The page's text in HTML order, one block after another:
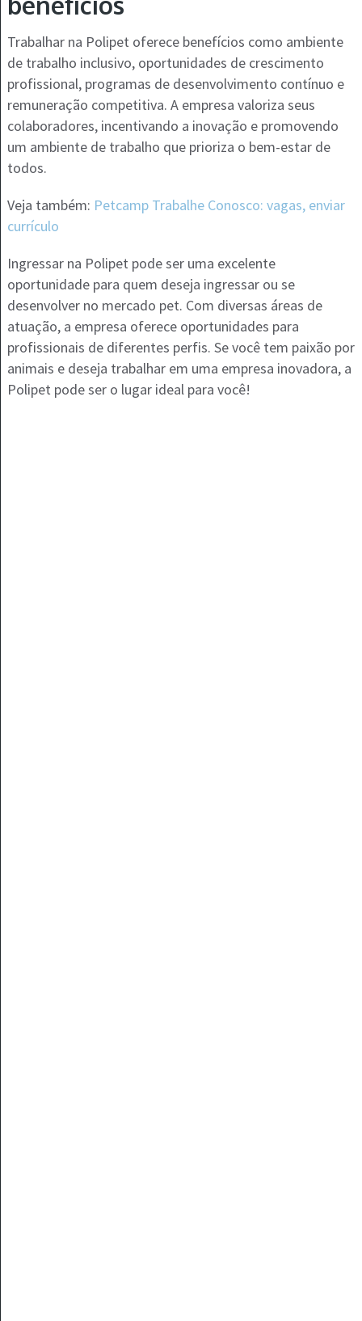
Trabalhar na Polipet oferece benefícios como ambiente
de trabalho inclusivo, oportunidades de crescimento
profissional, programas de desenvolvimento contínuo e
remuneração competitiva. A empresa valoriza seus
colaboradores, incentivando a inovação e promovendo
um ambiente de trabalho que prioriza o bem-estar de
todos.
Veja também: Petcamp Trabalhe Conosco: vagas, enviar
currículo
Ingressar na Polipet pode ser uma excelente
oportunidade para quem deseja ingressar ou se
desenvolver no mercado pet. Com diversas áreas de
atuação, a empresa oferece oportunidades para
profissionais de diferentes perfis. Se você tem paixão por
animais e deseja trabalhar em uma empresa inovadora, a
Polipet pode ser o lugar ideal para você!